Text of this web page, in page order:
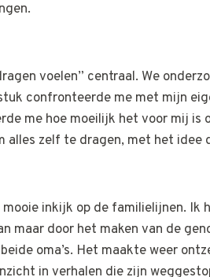
voelen” centraal. We
confronteerde me met mijn
me hoe moeilijk het voor mij is
alles zelf te dragen, met het
inkijk op de familielijnen. Ik
maar door het maken van de
oma’s. Het maakte weer
in verhalen die zijn